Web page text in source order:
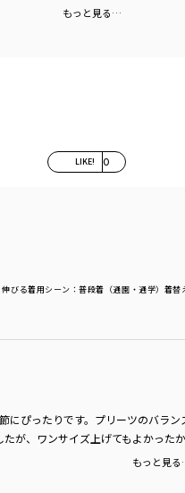
もっと見る…
LIKE! 0
伸びる着用シーン ：普段着（通園・通学） 着替
にぴったりです。プリーツのバラ
が、ワンサイズ上げてもよかっ
もっと見